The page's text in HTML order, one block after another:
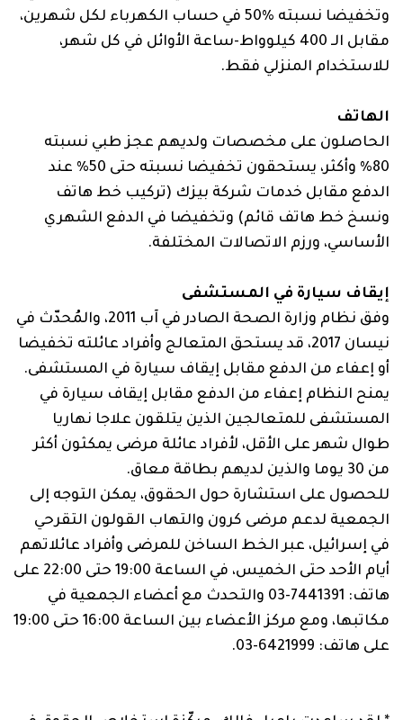
وتخفيضا نسبته ‏50% في حساب الكهرباء لكل شهرين،
مقابل الـ 400 كيلوواط-ساعة الأوائل في كل شهر،
للاستخدام المنزلي فقط.
الهاتف
الحاصلون على مخصصات ولديهم عجز طبي نسبته
80% وأكثر، يستحقون تخفيضا نسبته حتى 50% عند
الدفع مقابل خدمات شركة بيزك (تركيب خط هاتف
ونسخ خط هاتف قائم) وتخفيضا في الدفع الشهري
الأساسي، ورزم الاتصالات المختلفة.
إيقاف سيارة في المستشفى
وفق نظام
وزارة الصحة الصادر في آب 2011، والمُحدّث في
نيسان 2017، قد يستحق المتعالج وأفراد عائلته تخفيضا
أو إعفاء من الدفع مقابل إيقاف سيارة في المستشفى.
يمنح النظام إعفاء من الدفع مقابل إيقاف سيارة في
المستشفى للمتعالجين الذين يتلقون علاجا نهاريا
طوال شهر على الأقل، لأفراد عائلة مرضى يمكثون أكثر
من 30 يوما والذين لديهم بطاقة معاق.
للحصول على استشارة حول الحقوق، يمكن التوجه إلى
الجمعية لدعم مرضى كرون والتهاب القولون التقرحي
في إسرائيل، عبر الخط الساخن للمرضى وأفراد عائلاتهم
أيام الأحد حتى الخميس، في الساعة ‏19:00‏ حتى ‏22:00‏ على
هاتف: ‏03-7441391‏ والتحدث مع أعضاء الجمعية في
على هاتف: ‏03-6421999‏.